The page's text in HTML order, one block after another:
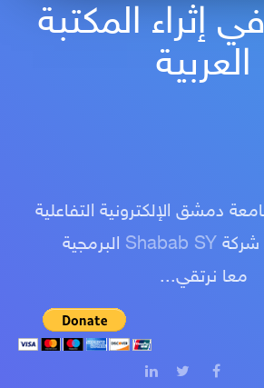
إثراء المكتبة
العربية
دمشق الإلكترونية التفاعلية
شركة Shabab SY البرمجية
معا نرتقي...